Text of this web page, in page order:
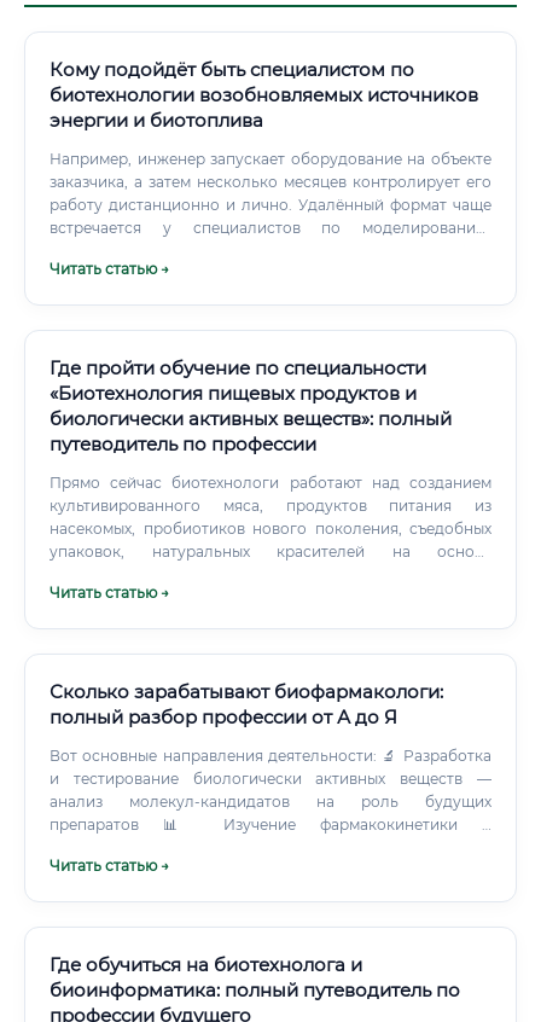
Кому подойдёт быть специалистом по
биотехнологии возобновляемых источников
энергии и биотоплива
Например, инженер запускает оборудование на объекте
заказчика, а затем несколько месяцев контролирует его
работу дистанционно и лично. Удалённый формат чаще
встречается у специалистов по моделированию,
Читать статью →
Где пройти обучение по специальности
«Биотехнология пищевых продуктов и
биологически активных веществ»: полный
путеводитель по профессии
Прямо сейчас биотехнологи работают над созданием
культивированного мяса, продуктов питания из
насекомых, пробиотиков нового поколения, съедобных
упаковок, натуральных красителей на основе
проекты, в которых участвуют тысячи специалистов по
Читать статью →
Сколько зарабатывают биофармакологи:
полный разбор профессии от А до Я
Вот основные направления деятельности: 🔬 Разработка
и тестирование биологически активных веществ —
анализ молекул-кандидатов на роль будущих
препаратов 📊 Изучение фармакокинетики и
организму и что оно там делает 🧪 Доклинические
протоколы, анализирует данные 🏭 Контроль
производства биофармацевтических препаратов —
биосимиляры, моноклональные антитела, генно-
Читать статью →
Где обучиться на биотехнолога и
биоинформатика: полный путеводитель по
профессии будущего